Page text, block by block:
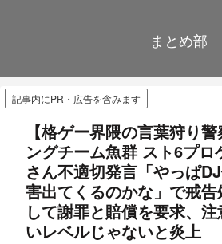
まとめ部
記事内にPR・広告を含みます
【格ゲー界隈の言葉狩り
ングチーム魚群 スト6プロ
さん不適切発言「やっぱ
害出てくるのかな」で戒
して謝罪と賠償を要求、
いレベルじゃないと炎上